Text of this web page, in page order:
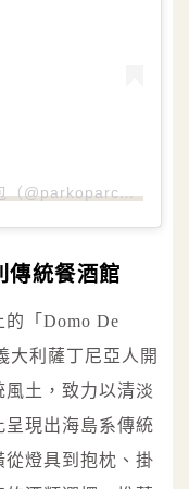
Parko Parco 義大利小酒館&牛肚包（@parkoparco）分享的貼文
傳統餐酒館
「Domo De
大利薩丁尼亞人開
土，致力以清淡
現出海島系傳統
燈具到抱枕、掛